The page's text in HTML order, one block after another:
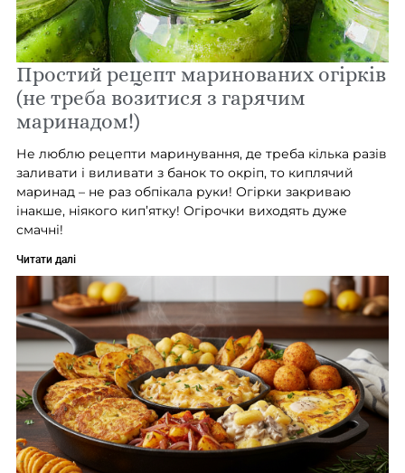
Простий рецепт маринованих огірків
(не треба возитися з гарячим
маринадом!)
Не люблю рецепти маринування, де треба кілька разів
заливати і виливати з банок то окріп, то киплячий
маринад – не раз обпікала руки! Огірки закриваю
інакше, ніякого кип’ятку! Огірочки виходять дуже
смачні!
Читати далі